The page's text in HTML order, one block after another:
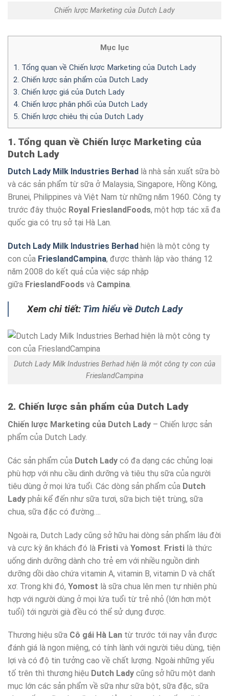
Chiến lược Marketing của Dutch Lady
Mục lục
1. Tổng quan về Chiến lược Marketing của Dutch Lady
2. Chiến lược sản phẩm của Dutch Lady
3. Chiến lược giá của Dutch Lady
4. Chiến lược phân phối của Dutch Lady
5. Chiến lược chiêu thị của Dutch Lady
1. Tổng quan về Chiến lược Marketing của
Dutch Lady
Dutch Lady Milk Industries Berhad là nhà sản xuất sữa bò
và các sản phẩm từ sữa ở Malaysia, Singapore, Hồng Kông,
Brunei, Philippines và Việt Nam từ những năm 1960. Công ty
trước đây thuộc Royal FrieslandFoods, một hợp tác xã đa
quốc gia có trụ sở tại Hà Lan.
Dutch Lady Milk Industries Berhad hiện là một công ty
con của FrieslandCampina, được thành lập vào tháng 12
năm 2008 do kết quả của việc sáp nhập
giữa FrieslandFoods và Campina.
Xem chi tiết: Tìm hiểu về Dutch Lady
Dutch Lady Milk Industries Berhad hiện là một công ty con của
FrieslandCampina
2. Chiến lược sản phẩm của Dutch Lady
Chiến lược Marketing của Dutch Lady – Chiến lược sản
phẩm của Dutch Lady.
Các sản phẩm của Dutch Lady có đa dạng các chủng loại
phù hợp với nhu cầu dinh dưỡng và tiêu thụ sữa của người
tiêu dùng ở mọi lứa tuổi. Các dòng sản phẩm của Dutch
Lady phải kể đến như sữa tươi, sữa bịch tiệt trùng, sữa
chua, sữa đặc có đường….
Ngoài ra, Dutch Lady cũng sở hữu hai dòng sản phẩm lâu đời
và cực kỳ ăn khách đó là Fristi và Yomost Fristi là thức
uống dinh dưỡng dành cho trẻ em với nhiều nguồn dinh
dưỡng dồi dào chứa vitamin A, vitamin B, vitamin D và chất
xơ. Trong khi đó, Yomost là sữa chua lên men tự nhiên phù
hợp với người dùng ở mọi lứa tuổi từ trẻ nhỏ (lớn hơn một
tuổi) tới người già đều có thể sử dụng được.
Thương hiệu sữa Cô gái Hà Lan từ trước tới nay vẫn được
đánh giá là ngon miệng, có tính lành với người tiêu dùng, tiện
lợi và có độ tin tưởng cao về chất lượng. Ngoài những yếu
tố trên thì thương hiệu Dutch Lady cũng sở hữu một danh
mục lớn các sản phẩm về sữa như sữa bột, sữa đặc, sữa